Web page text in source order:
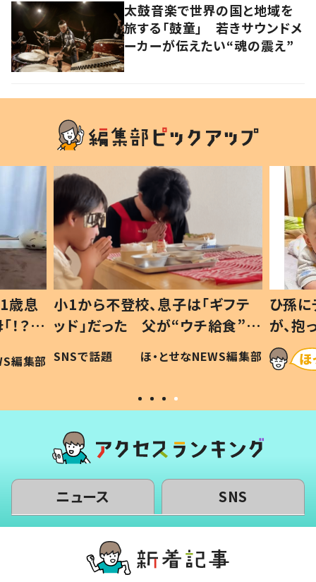
太鼓音楽で世界の国と地域を
旅する「鼓童」 若きサウンドメ
ーカーが伝えたい“魂の震え”
歳息
？」
編集部
小1から不登校、息子は「ギフテ
ッド」だった 父が“ウチ給食”を
作り続ける理由とは #令和の親
#令和の子
SNSで話題 ほ・とせなNEWS編集部
ひ孫
が、
「涙が
い」
ニュース SNS